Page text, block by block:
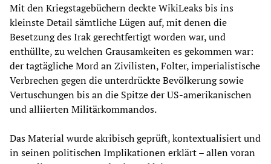
Mit den Kriegstagebüchern deckte WikiLeaks bis ins
kleinste Detail sämtliche Lügen auf, mit denen die
Besetzung des Irak gerechtfertigt worden war, und
enthüllte, zu welchen Grausamkeiten es gekommen war:
der tagtägliche Mord an Zivilisten, Folter, imperialistische
Verbrechen gegen die unterdrückte Bevölkerung sowie
Vertuschungen bis an die Spitze der US-amerikanischen
und alliierten Militärkommandos.
Das Material wurde akribisch geprüft, kontextualisiert und
in seinen politischen Implikationen erklärt – allen voran